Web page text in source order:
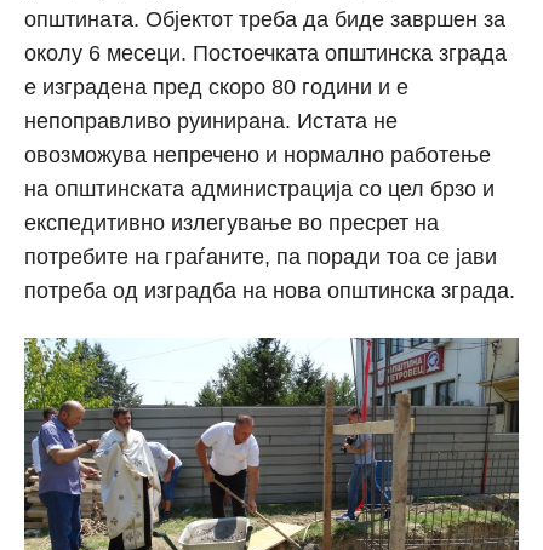
општината. Објектот треба да биде завршен за
околу 6 месеци. Постоечката општинска зграда
е изградена пред скоро 80 години и е
непоправливо руинирана. Истата не
овозможува непречено и нормално работење
на општинската администрација со цел брзо и
експедитивно излегување во пресрет на
потребите на граѓаните, па поради тоа се јави
потреба од изградба на нова општинска зграда.